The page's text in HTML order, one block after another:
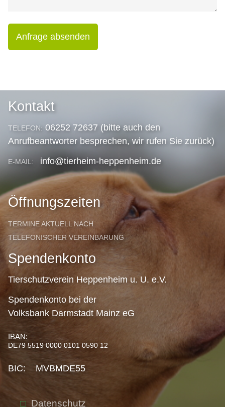
Anfrage absenden
Kontakt
TELEFON: 06252 72637 (bitte auch den
Anrufbeantworter besprechen, wir rufen Sie zurück)
E-MAIL: info@tierheim-heppenheim.de
Öffnungszeiten
TERMINE AKTUELL NACH
TELEFONISCHER VEREINBARUNG
Spendenkonto
Tierschutzverein Heppenheim u. U. e.V.
Spendenkonto bei der
Volksbank Darmstadt Mainz eG
IBAN:
DE79 5519 0000 0101 0590 12
BIC: MVBMDE55
Datenschutz